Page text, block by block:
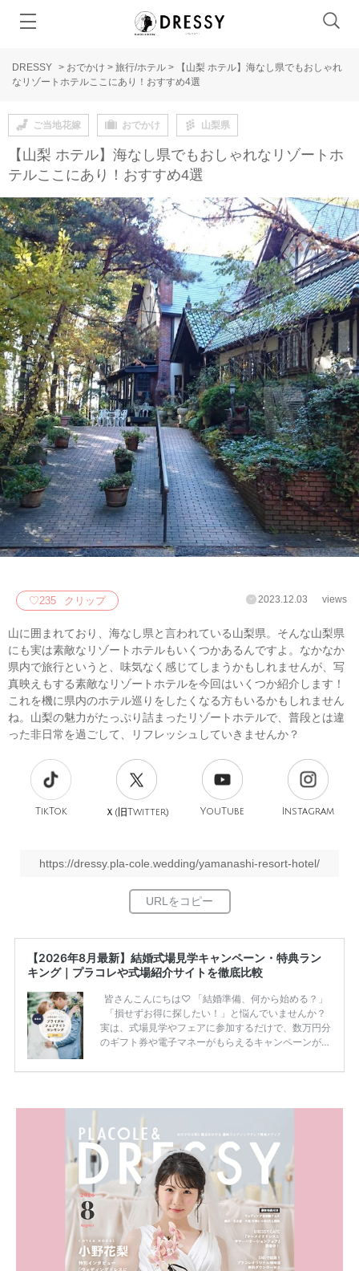
DRESSY > おでかけ > 旅行/ホテル >
【山梨 ホテル】海なし県でもおしゃれ
なリゾートホテルここにあり！おすすめ4選
ご当地花嫁 おでかけ 山梨県
【山梨 ホテル】海なし県でもおしゃれなリゾートホ
テルここにあり！おすすめ4選
♡235 クリップ 2023.12.03 views
山に囲まれており、海なし県と言われている山梨県。そんな山梨県
にも実は素敵なリゾートホテルもいくつかあるんですよ。なかなか
県内で旅行というと、味気なく感じてしまうかもしれませんが、写
真映えもする素敵なリゾートホテルを今回はいくつか紹介します！
これを機に県内のホテル巡りをしたくなる方もいるかもしれません
ね。山梨の魅力がたっぷり詰まったリゾートホテルで、普段とは違
った非日常を過ごして、リフレッシュしていきませんか？
TikTok Ｘ(旧Twitter) YouTube Instagram
https://dressy.pla-cole.wedding/yamanashi-resort-hotel/
【2026年8月最新】結婚式場見学キャンペーン・特典ラン
キング｜プラコレや式場紹介サイトを徹底比較
皆さんこんにちは♡ 「結婚準備、何から始める？」
「損せずお得に探したい！」と悩んでいませんか？
実は、式場見学やフェアに参加するだけで、数万円分
のギフト券や電子マネーがもらえるキャンペーンがあ
ため、比較せずに選ぶと損をしてしまうことも……。
内容：特典金額・条件・応募方法・注意点 「どこが
一番お得？」「プラコレの特典は？」といった疑問も
解決します。 まずは診断で候補を絞れる「ウェディ
ング診断」か、体験型 […]
続きを読む